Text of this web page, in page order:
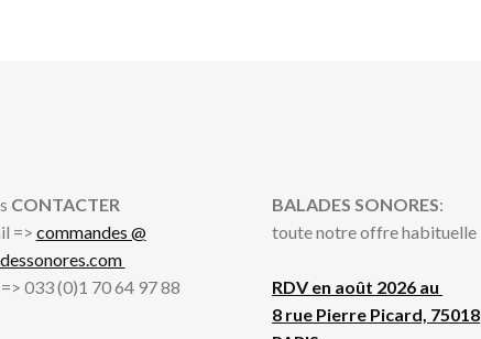
CONTACTER
=> commandes @
033 (0)1 70 64 97 88
BALADES SONORES:
toute notre offre habituelle
RDV en août 2026 au
8 rue Pierre Picard, 75018